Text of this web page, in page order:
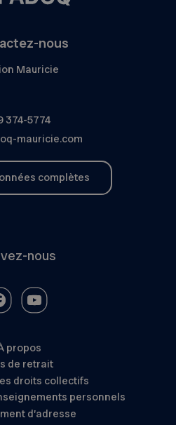
nous
Mauricie
374-5774
mauricie.com
complètes
nous
propos
de retrait
droits collectifs
personnels
d’adresse